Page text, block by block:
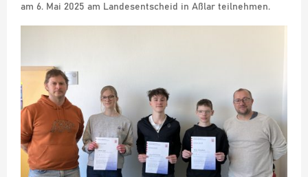
am 6. Mai 2025 am Landesentscheid in Aßlar teilnehmen.